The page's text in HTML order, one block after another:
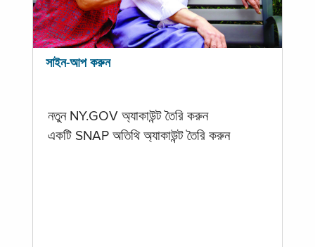
সাইন-আপ করুন
নতুন NY.GOV অ্যাকাউন্ট তৈরি করুন
একটি SNAP অতিথি অ্যাকাউন্ট তৈরি করুন